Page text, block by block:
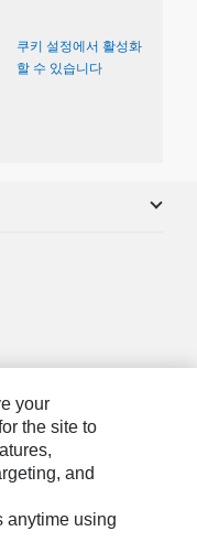
쿠키 설정에서 활성화
할 수 있습니다
your
the site to
and
anytime using